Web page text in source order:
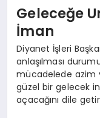
Geleceğe
İman
Diyanet İşleri
anlaşılması
mücadelede azim
güzel bir gelecek
açacağını dile